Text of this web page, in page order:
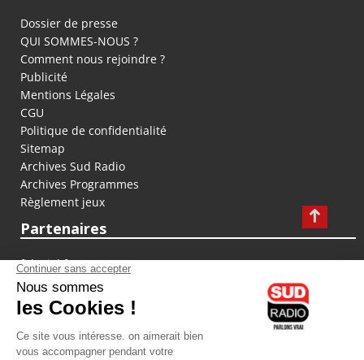
Dossier de presse
QUI SOMMES-NOUS ?
Comment nous rejoindre ?
Publicité
Mentions Légales
CGU
Politique de confidentialité
Sitemap
Archives Sud Radio
Archives Programmes
Règlement jeux
Partenaires
fiducial.fr
lyoncapitale.fr
olympique-et-lyonnais.com
L'application Iphone / Android